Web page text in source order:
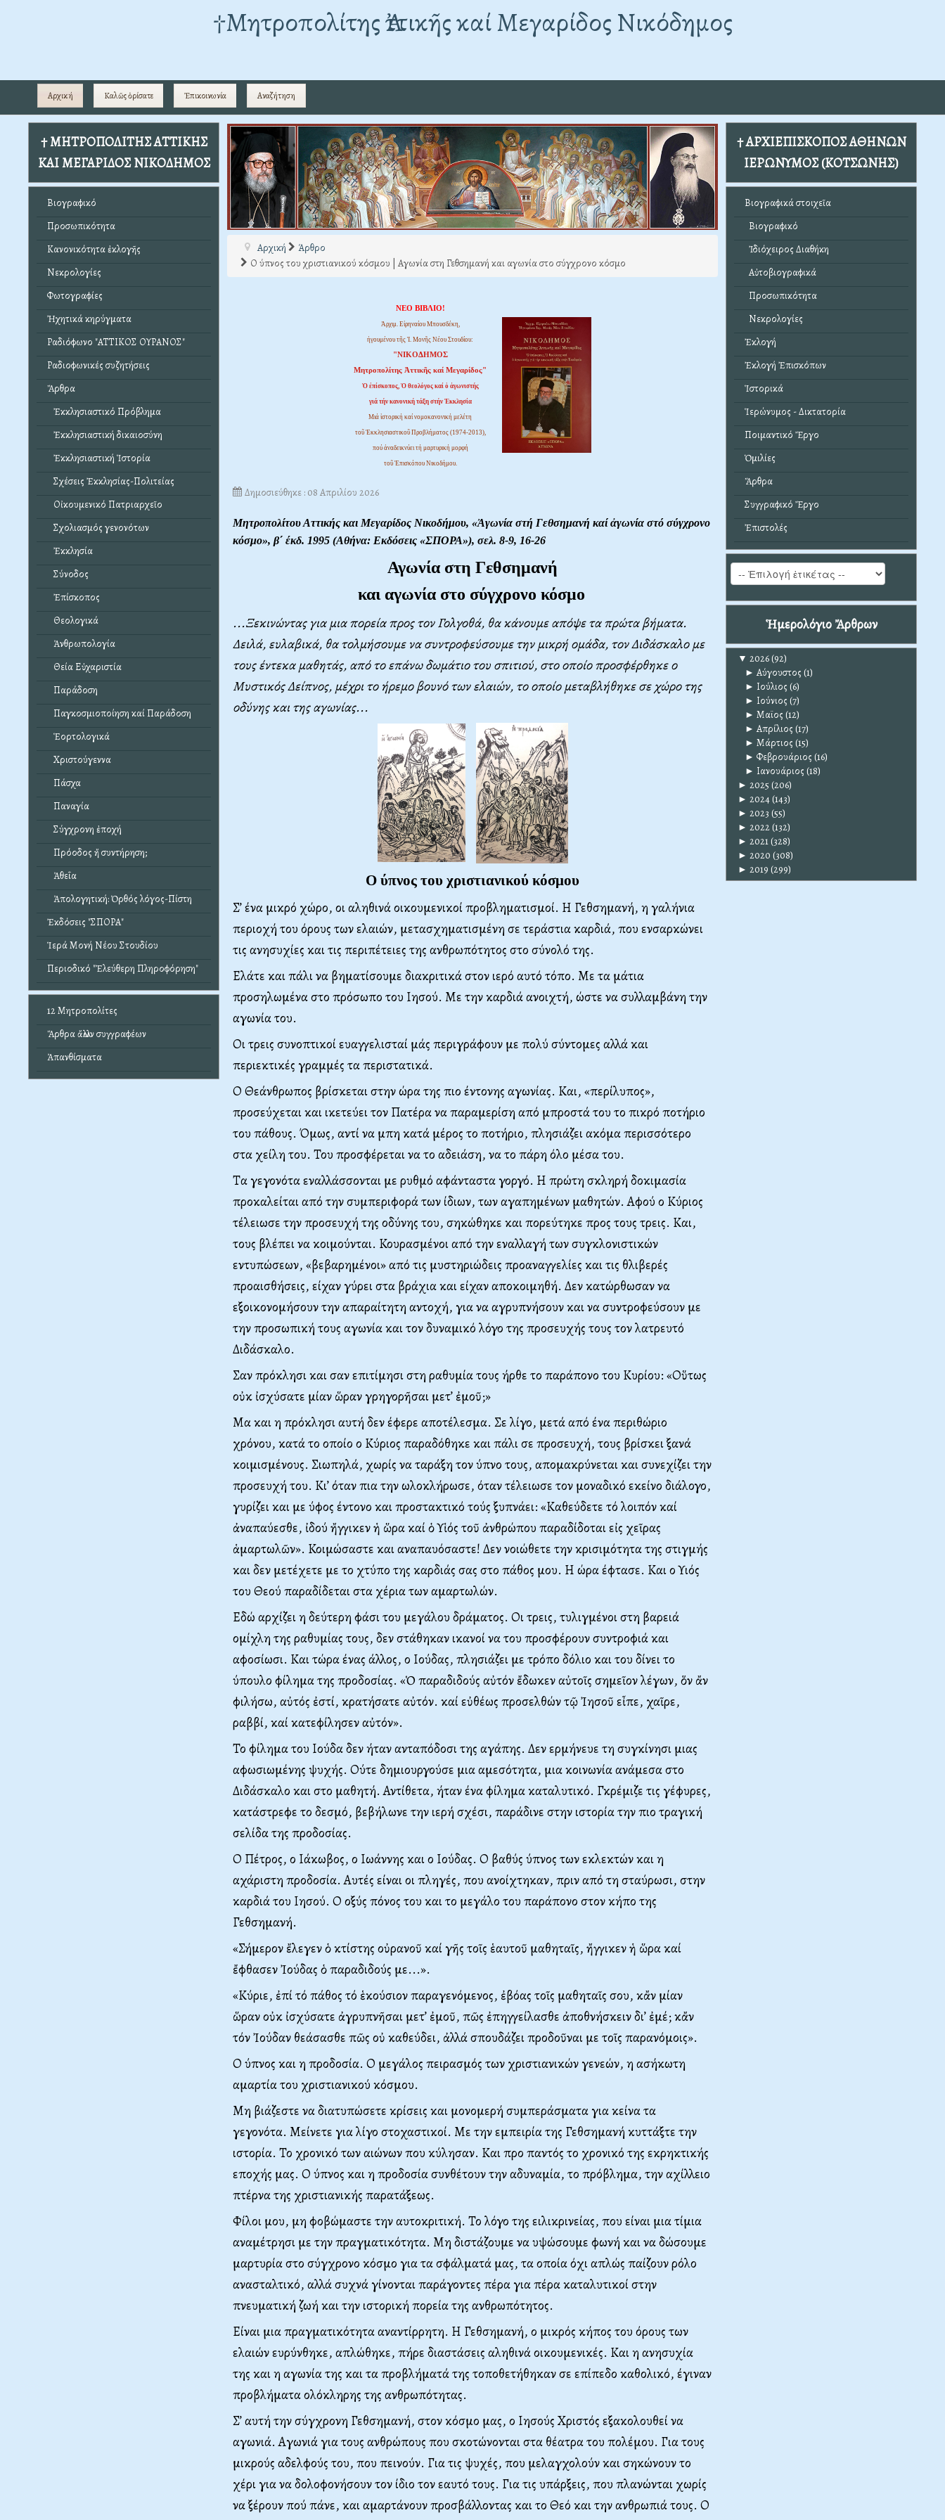
†Mητροπολίτης Ἀττικῆς καί Μεγαρίδος Νικόδημος
Αρχική Καλῶς ὁρίσατε Ἐπικοινωνία Αναζήτηση
† ΜΗΤΡΟΠΟΛΙΤΗΣ ΑΤΤΙΚΗΣ
ΚΑΙ ΜΕΓΑΡΙΔΟΣ ΝΙΚΟΔΗΜΟΣ
Βιογραφικό
Προσωπικότητα
Κανονικότητα ἐκλογῆς
Νεκρολογίες
Φωτογραφίες
Ἠχητικά κηρύγματα
Ραδιόφωνο "ΑΤΤΙΚΟΣ ΟΥΡΑΝΟΣ"
Ραδιοφωνικές συζητήσεις
Ἄρθρα
Ἐκκλησιαστικό Πρόβλημα
Ἐκκλησιαστική δικαιοσύνη
Ἐκκλησιαστική Ἱστορία
Σχέσεις Ἐκκλησίας-Πολιτείας
Οἰκουμενικό Πατριαρχεῖο
Σχολιασμός γενονότων
Ἐκκλησία
Σύνοδος
Ἐπίσκοπος
Θεολογικά
Ἀνθρωπολογία
Θεία Εὐχαριστία
Παράδοση
Παγκοσμιοποίηση καί Παράδοση
Ἑορτολογικά
Χριστούγεννα
Πάσχα
Παναγία
Σύγχρονη ἐποχή
Πρόοδος ἤ συντήρηση;
Ἀθεΐα
Ἀπολογητική: Ὀρθός λόγος-Πίστη
Ἐκδόσεις "ΣΠΟΡΑ"
Ἱερά Μονή Νέου Στουδίου
Περιοδικό "Ἐλεύθερη Πληροφόρηση"
12 Μητροπολίτες
Ἄρθρα ἄλλων συγγραφέων
Ἀπανθίσματα
Αρχική
Άρθρο
Ο ύπνος του χριστιανικού κόσμου | Αγωνία στη Γεθσημανή και αγωνία στο σύγχρονο κόσμο
ΝΕΟ ΒΙΒΛΙΟ!
Ἀρχιμ. Εἰρηναίου Μπουσδέκη,
ἡγουμένου τῆς Ἱ. Μονῆς Νέου Στουδίου:
"ΝΙΚΟΔΗΜΟΣ
Μητροπολίτης Ἀττικῆς καί Μεγαρίδος"
Ὁ ἐπίσκοπος, Ὁ θεολόγος καί ὁ ἀγωνιστής
γιά τήν κανονική τάξη στήν Ἐκκλησία
Μιά ἱστορική καί νομοκανονική μελέτη
τοῦ Ἐκκλησιαστικοῦ Προβλήματος (1974-2013),
πού ἀναδεικνύει τή μαρτυρική μορφή
τοῦ Ἐπισκόπου Νικοδήμου.
Δημοσιεύθηκε : 08 Απριλίου 2026
Μητροπολίτου Αττικής και Μεγαρίδος Νικοδήμου, «Ἀγωνία στή Γεθσημανή καί ἀγωνία στό σύγχρονο
κόσμο», β΄ έκδ. 1995 (Αθήνα: Εκδόσεις «ΣΠΟΡΑ»), σελ. 8-9, 16-26
Αγωνία στη Γεθσημανή
και αγωνία στο σύγχρονο κόσμο
...Ξεκινώντας για μια πορεία προς τον Γολγοθά, θα κάνουμε απόψε τα πρώτα βήματα.
Δειλά, ευλαβικά, θα τολμήσουμε να συντροφεύσουμε την μικρή ομάδα, τον Διδάσκαλο με
τους έντεκα μαθητάς, από το επάνω δωμάτιο του σπιτιού, στο οποίο προσφέρθηκε ο
Μυστικός Δείπνος, μέχρι το ήρεμο βουνό των ελαιών, το οποίο μεταβλήθηκε σε χώρο της
οδύνης και της αγωνίας...
Ο ύπνος του χριστιανικού κόσμου
Σ’ ένα μικρό χώρο, οι αληθινά οικουμενικοί προβληματισμοί. Η Γεθσημανή, η γαλήνια
περιοχή του όρους των ελαιών, μετασχηματισμένη σε τεράστια καρδιά, που ενσαρκώνει
τις ανησυχίες και τις περιπέτειες της ανθρωπότητος στο σύνολό της.
Ελάτε και πάλι να βηματίσουμε διακριτικά στον ιερό αυτό τόπο. Με τα μάτια
προσηλωμένα στο πρόσωπο του Ιησού. Με την καρδιά ανοιχτή, ώστε να συλλαμβάνη την
αγωνία του.
Οι τρεις συνοπτικοί ευαγγελισταί μάς περιγράφουν με πολύ σύντομες αλλά και
περιεκτικές γραμμές τα περιστατικά.
Ο Θεάνθρωπος βρίσκεται στην ώρα της πιο έντονης αγωνίας. Και, «περίλυπος»,
προσεύχεται και ικετεύει τον Πατέρα να παραμερίση από μπροστά του το πικρό ποτήριο
του πάθους. Όμως, αντί να μπη κατά μέρος το ποτήριο, πλησιάζει ακόμα περισσότερο
στα χείλη του. Του προσφέρεται να το αδειάση, να το πάρη όλο μέσα του.
Τα γεγονότα εναλλάσσονται με ρυθμό αφάνταστα γοργό. Η πρώτη σκληρή δοκιμασία
προκαλείται από την συμπεριφορά των ίδιων, των αγαπημένων μαθητών. Αφού ο Κύριος
τέλειωσε την προσευχή της οδύνης του, σηκώθηκε και πορεύτηκε προς τους τρεις. Και,
τους βλέπει να κοιμούνται. Κουρασμένοι από την εναλλαγή των συγκλονιστικών
εντυπώσεων, «βεβαρημένοι» από τις μυστηριώδεις προαναγγελίες και τις θλιβερές
προαισθήσεις, είχαν γύρει στα βράχια και είχαν αποκοιμηθή. Δεν κατώρθωσαν να
εξοικονομήσουν την απαραίτητη αντοχή, για να αγρυπνήσουν και να συντροφεύσουν με
την προσωπική τους αγωνία και τον δυναμικό λόγο της προσευχής τους τον λατρευτό
Διδάσκαλο.
Σαν πρόκλησι και σαν επιτίμησι στη ραθυμία τους ήρθε το παράπονο του Κυρίου: «Οὕτως
οὐκ ἰσχύσατε μίαν ὥραν γρηγορῆσαι μετ’ ἐμοῦ;»
Μα και η πρόκλησι αυτή δεν έφερε αποτέλεσμα. Σε λίγο, μετά από ένα περιθώριο
χρόνου, κατά το οποίο ο Κύριος παραδόθηκε και πάλι σε προσευχή, τους βρίσκει ξανά
κοιμισμένους. Σιωπηλά, χωρίς να ταράξη τον ύπνο τους, απομακρύνεται και συνεχίζει την
προσευχή του. Κι’ όταν πια την ωλοκλήρωσε, όταν τέλειωσε τον μοναδικό εκείνο διάλογο,
γυρίζει και με ύφος έντονο και προστακτικό τούς ξυπνάει: «Καθεύδετε τό λοιπόν καί
ἀναπαύεσθε, ἰδού ἤγγικεν ἡ ὥρα καί ὁ Υἱός τοῦ ἀνθρώπου παραδίδοται εἰς χεῖρας
ἁμαρτωλῶν». Κοιμώσαστε και αναπαυόσαστε! Δεν νοιώθετε την κρισιμότητα της στιγμής
και δεν μετέχετε με το χτύπο της καρδιάς σας στο πάθος μου. Η ώρα έφτασε. Και ο Υιός
του Θεού παραδίδεται στα χέρια των αμαρτωλών.
Εδώ αρχίζει η δεύτερη φάσι του μεγάλου δράματος. Οι τρεις, τυλιγμένοι στη βαρειά
ομίχλη της ραθυμίας τους, δεν στάθηκαν ικανοί να του προσφέρουν συντροφιά και
αφοσίωσι. Και τώρα ένας άλλος, ο Ιούδας, πλησιάζει με τρόπο δόλιο και του δίνει το
ύπουλο φίλημα της προδοσίας. «Ὁ παραδιδούς αὐτόν ἔδωκεν αὐτοῖς σημεῖον λέγων, ὅν ἄν
φιλήσω, αὐτός ἐστί, κρατήσατε αὐτόν. καί εὐθέως προσελθών τῷ Ἰησοῦ εἶπε, χαῖρε,
ραββί, καί κατεφίλησεν αὐτόν».
Το φίλημα του Ιούδα δεν ήταν ανταπόδοσι της αγάπης. Δεν ερμήνευε τη συγκίνησι μιας
αφωσιωμένης ψυχής. Ούτε δημιουργούσε μια αμεσότητα, μια κοινωνία ανάμεσα στο
Διδάσκαλο και στο μαθητή. Αντίθετα, ήταν ένα φίλημα καταλυτικό. Γκρέμιζε τις γέφυρες,
κατάστρεφε το δεσμό, βεβήλωνε την ιερή σχέσι, παράδινε στην ιστορία την πιο τραγική
σελίδα της προδοσίας.
Ο Πέτρος, ο Ιάκωβος, ο Ιωάννης και ο Ιούδας. Ο βαθύς ύπνος των εκλεκτών και η
αχάριστη προδοσία. Αυτές είναι οι πληγές, που ανοίχτηκαν, πριν από τη σταύρωσι, στην
καρδιά του Ιησού. Ο οξύς πόνος του και το μεγάλο του παράπονο στον κήπο της
Γεθσημανή.
«Σήμερον ἔλεγεν ὁ κτίστης οὐρανοῦ καί γῆς τοῖς ἑαυτοῦ μαθηταῖς, ἤγγικεν ἡ ὥρα καί
ἔφθασεν Ἰούδας ὁ παραδιδούς με...».
«Κύριε, ἐπί τό πάθος τό ἑκούσιον παραγενόμενος, ἐβόας τοῖς μαθηταῖς σου, κἄν μίαν
ὥραν οὐκ ἰσχύσατε ἀγρυπνῆσαι μετ’ ἐμοῦ, πῶς ἐπηγγείλασθε ἀποθνήσκειν δι’ ἐμέ; κἄν
τόν Ἰούδαν θεάσασθε πῶς οὐ καθεύδει, ἀλλά σπουδάζει προδοῦναι με τοῖς παρανόμοις».
Ο ύπνος και η προδοσία. Ο μεγάλος πειρασμός των χριστιανικών γενεών, η ασήκωτη
αμαρτία του χριστιανικού κόσμου.
Μη βιάζεστε να διατυπώσετε κρίσεις και μονομερή συμπεράσματα για κείνα τα
γεγονότα. Μείνετε για λίγο στοχαστικοί. Με την εμπειρία της Γεθσημανή κυττάξτε την
ιστορία. Το χρονικό των αιώνων που κύλησαν. Και προ παντός το χρονικό της εκρηκτικής
εποχής μας. Ο ύπνος και η προδοσία συνθέτουν την αδυναμία, το πρόβλημα, την αχίλλειο
πτέρνα της χριστιανικής παρατάξεως.
Φίλοι μου, μη φοβώμαστε την αυτοκριτική. Το λόγο της ειλικρινείας, που είναι μια τίμια
αναμέτρησι με την πραγματικότητα. Μη διστάζουμε να υψώσουμε φωνή και να δώσουμε
μαρτυρία στο σύγχρονο κόσμο για τα σφάλματά μας, τα οποία όχι απλώς παίζουν ρόλο
ανασταλτικό, αλλά συχνά γίνονται παράγοντες πέρα για πέρα καταλυτικοί στην
πνευματική ζωή και την ιστορική πορεία της ανθρωπότητος.
Είναι μια πραγματικότητα αναντίρρητη. Η Γεθσημανή, ο μικρός κήπος του όρους των
ελαιών ευρύνθηκε, απλώθηκε, πήρε διαστάσεις αληθινά οικουμενικές. Και η ανησυχία
της και η αγωνία της και τα προβλήματά της τοποθετήθηκαν σε επίπεδο καθολικό, έγιναν
προβλήματα ολόκληρης της ανθρωπότητας.
Σ’ αυτή την σύγχρονη Γεθσημανή, στον κόσμο μας, ο Ιησούς Χριστός εξακολουθεί να
αγωνιά. Αγωνιά για τους ανθρώπους που σκοτώνονται στα θέατρα του πολέμου. Για τους
μικρούς αδελφούς του, που πεινούν. Για τις ψυχές, που μελαγχολούν και σηκώνουν το
χέρι για να δολοφονήσουν τον ίδιο τον εαυτό τους. Για τις υπάρξεις, που πλανώνται χωρίς
να ξέρουν πού πάνε, και αμαρτάνουν προσβάλλοντας και το Θεό και την ανθρωπιά τους. Ο
† ΑΡΧΙΕΠΙΣΚΟΠΟΣ ΑΘΗΝΩΝ
ΙΕΡΩΝΥΜΟΣ (ΚΟΤΣΩΝΗΣ)
Βιογραφικά στοιχεῖα
Βιογραφικό
Ἰδιόχειρος Διαθήκη
Αὐτοβιογραφικά
Προσωπικότητα
Νεκρολογίες
Ἐκλογή
Ἐκλογή Ἐπισκόπων
Ἱστορικά
Ἱερώνυμος - Δικτατορία
Ποιμαντικό Ἔργο
Ὁμιλίες
Ἄρθρα
Συγγραφικό Ἔργο
Ἐπιστολές
Ἡμερολόγιο Ἄρθρων
▼ 2026(92)
► Αύγουστος (1)
► Ιούλιος (6)
► Ιούνιος (7)
► Μαϊος (12)
► Απρίλιος (17)
► Μάρτιος (15)
► Φεβρουάριος (16)
► Ιανουάριος (18)
► 2025 (206)
► 2024(143)
► 2023 (55)
► 2022(132)
► 2021(328)
► 2020 (308)
► 2019 (299)